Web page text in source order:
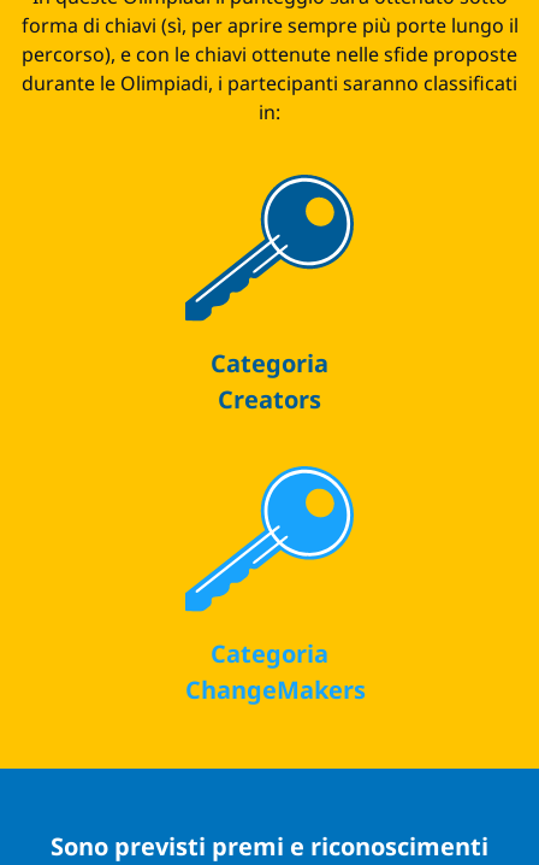
forma di chiavi (sì, per aprire sempre più porte lungo il
percorso), e con le chiavi ottenute nelle sfide proposte
durante le Olimpiadi, i partecipanti saranno classificati
in:
Categoria
Creators
Categoria
ChangeMakers
Sono previsti premi e riconoscimenti